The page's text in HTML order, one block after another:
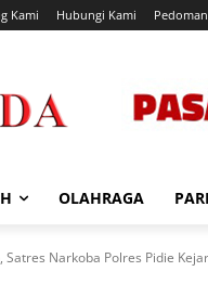
Kami Hubungi Kami
OLAHRAGA
Satres Narkoba Polres Pidie